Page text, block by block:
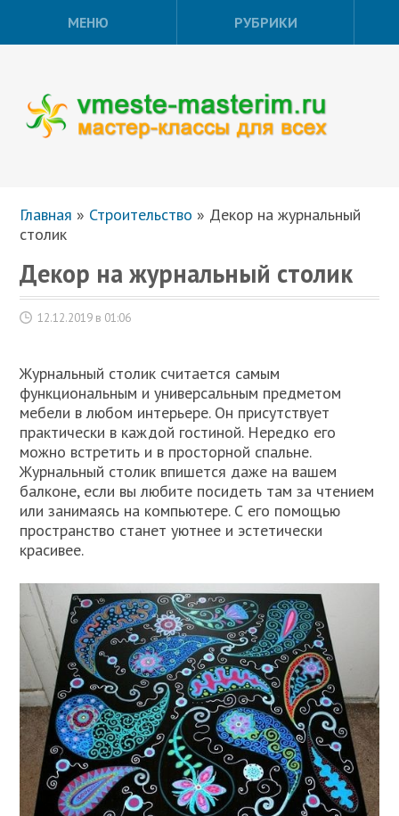
МЕНЮ РУБРИКИ
Главная » Строительство » Декор на журнальный
столик
Декор на журнальный столик
12.12.2019 в 01:06
Журнальный столик считается самым
функциональным и универсальным предметом
мебели в любом интерьере. Он присутствует
практически в каждой гостиной. Нередко его
можно встретить и в просторной спальне.
Журнальный столик впишется даже на вашем
балконе, если вы любите посидеть там за чтением
или занимаясь на компьютере. С его помощью
пространство станет уютнее и эстетически
красивее.